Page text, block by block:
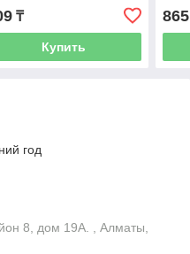
₸
Купить
865
год
8, дом 19А. , Алматы,